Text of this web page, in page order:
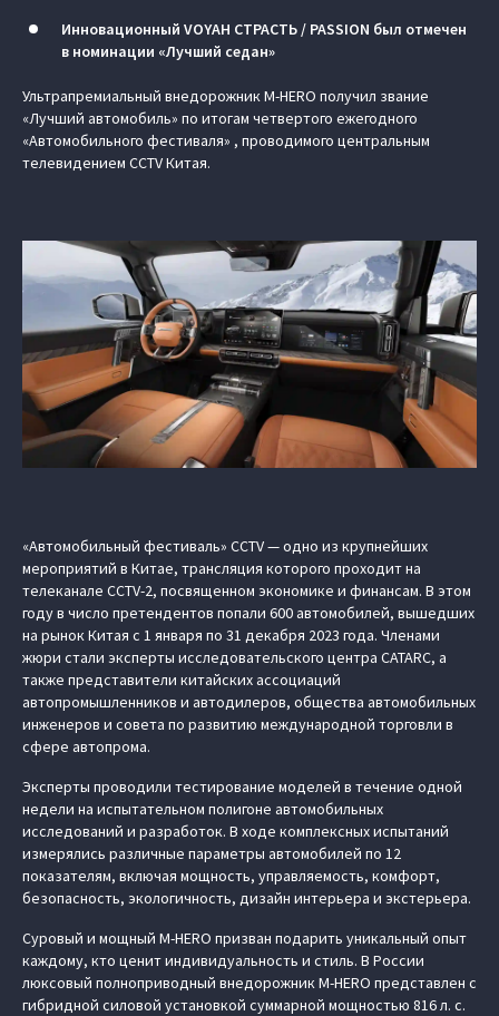
Инновационный VOYAH СТРАСТЬ / PASSION был отмечен
в номинации «Лучший седан»
Ультрапремиальный внедорожник M‑HERO получил звание
«Лучший автомобиль» по итогам четвертого ежегодного
«Автомобильного фестиваля» , проводимого центральным
телевидением CCTV Китая.
«Автомобильный фестиваль» CCTV — одно из крупнейших
мероприятий в Китае, трансляция которого проходит на
телеканале CCTV-2, посвященном экономике и финансам. В этом
году в число претендентов попали 600 автомобилей, вышедших
на рынок Китая с 1 января по 31 декабря 2023 года. Членами
жюри стали эксперты исследовательского центра CATARC, а
также представители китайских ассоциаций
автопромышленников и автодилеров, общества автомобильных
инженеров и совета по развитию международной торговли в
сфере автопрома.
Эксперты проводили тестирование моделей в течение одной
недели на испытательном полигоне автомобильных
исследований и разработок. В ходе комплексных испытаний
измерялись различные параметры автомобилей по 12
показателям, включая мощность, управляемость, комфорт,
безопасность, экологичность, дизайн интерьера и экстерьера.
Суровый и мощный M‑HERO призван подарить уникальный опыт
каждому, кто ценит индивидуальность и стиль. В России
люксовый полноприводный внедорожник M‑HERO представлен с
гибридной силовой установкой суммарной мощностью 816 л. с.